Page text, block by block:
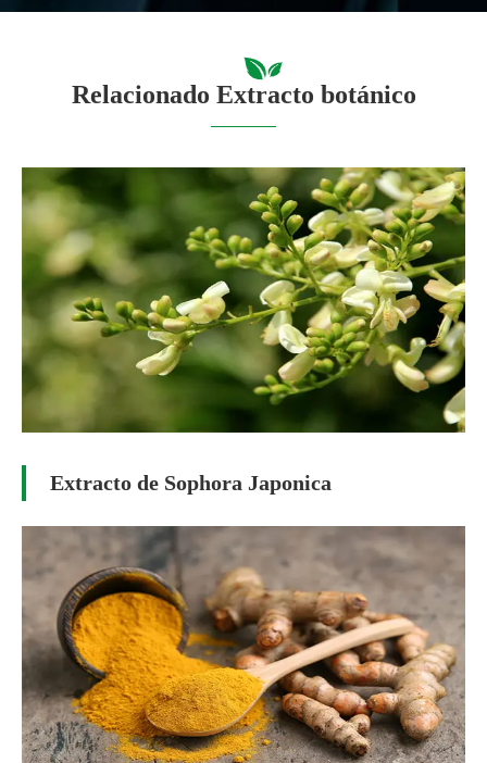
Relacionado Extracto botánico
Extracto de Sophora Japonica